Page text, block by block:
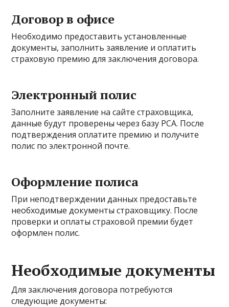
Договор в офисе
Необходимо предоставить установленные
документы, заполнить заявление и оплатить
страховую премию для заключения договора.
Электронный полис
Заполните заявление на сайте страховщика,
данные будут проверены через базу РСА. После
подтверждения оплатите премию и получите
полис по электронной почте.
Оформление полиса
При неподтверждении данных предоставьте
необходимые документы страховщику. После
проверки и оплаты страховой премии будет
оформлен полис.
Необходимые документы
Для заключения договора потребуются
следующие документы: